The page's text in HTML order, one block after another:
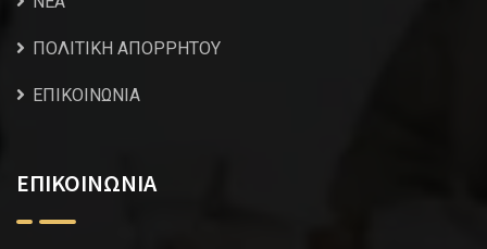
ΠΟΛΙΤΙΚΗ ΑΠΟΡΡΗΤΟΥ
ΕΠΙΚΟΙΝΩΝΙΑ
ΕΠΙΚΟΙΝΩΝΙΑ